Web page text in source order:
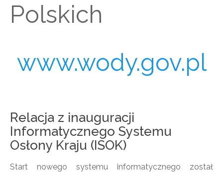
Polskich
www.wody.gov.pl
Relacja z inauguracji
Informatycznego Systemu
Osłony Kraju (ISOK)
Start nowego systemu informatycznego został